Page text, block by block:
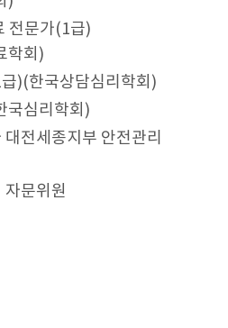
전문가(1급)
학회)
)(한국상담심리학회)
국심리학회)
전세종지부 안전관리
문위원